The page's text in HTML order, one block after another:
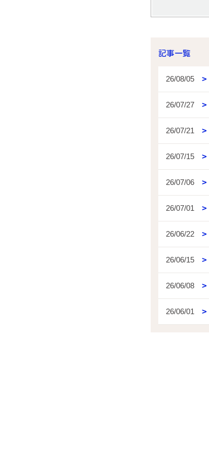
記事一覧
26/08/05
26/07/27
26/07/21
26/07/15
26/07/06
26/07/01
26/06/22
26/06/15
26/06/08
26/06/01